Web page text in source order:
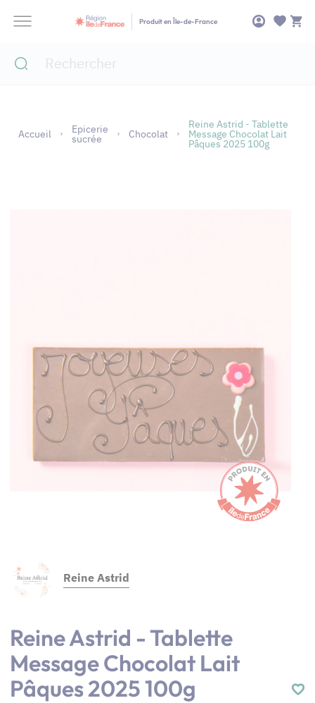
Produit en Île-de-France
Accueil Epicerie
sucrée Chocolat
Reine Astrid - Tablette
Message Chocolat Lait
Pâques 2025 100g
Reine Astrid
Reine Astrid - Tablette
Message Chocolat Lait
Pâques 2025 100g